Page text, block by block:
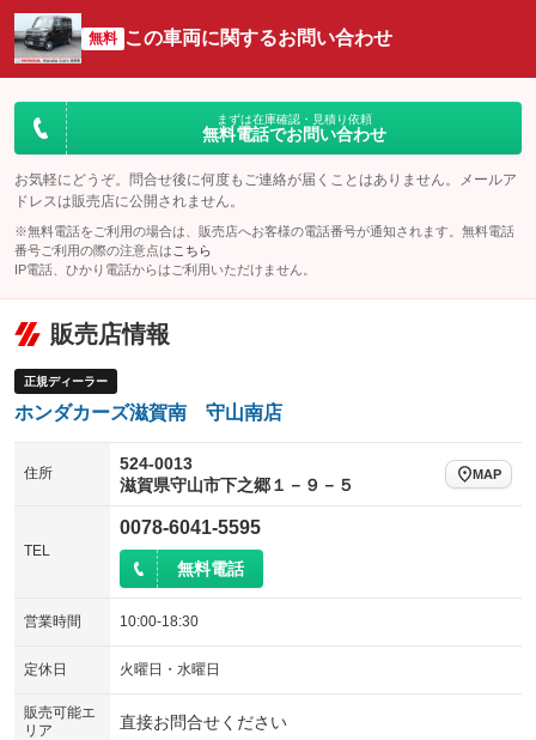
リフトアップ
：装備なし パワーステアリング
：装備あり
ダウンヒルアシストコントロール
パワーウィンドウ
：装備あり 盗難防止システム
：装備あり
：装備なし
USB入力端子
：装備なし
100V電源
：装備なし
：装備なし
レンタカーアップ
：装備なし
電動格納ミラー
：装備なし
ビジュアル
：装備なし
革シート
：装備なし ハーフレザーシート
：装備なし
：装備あり ：装備なし
HID(キセノンライト)
バックカメラ
：装備なし
：装備なし ：装備あり
ローダウン
：装備なし
パワーシート
：装備なし
ベンチシート
：装備なし
チップアップシート
：装備なし
：装備なし
電動リアゲート
シートエアコン
サイドカメラ
：装備なし
エアサスペンション
：装備なし
無料 この車両に関するお問い合わせ
まずは在庫確認・見積り依頼
無料電話でお問い合わせ
お気軽にどうぞ。問合せ後に何度もご連絡が届くことはありません。メールア
ドレスは販売店に公開されません。
※無料電話をご利用の場合は、販売店へお客様の電話番号が通知されます。無料電話
番号ご利用の際の注意点は こちら
IP電話、ひかり電話からはご利用いただけません。
販売店情報
正規ディーラー
ホンダカーズ滋賀南 守山南店
住所
524-0013
滋賀県守山市下之郷１－９－５
MAP
TEL
0078-6041-5595
無料電話
営業時間 10:00-18:30
定休日 火曜日・水曜日
販売可能エ
リア
直接お問合せください